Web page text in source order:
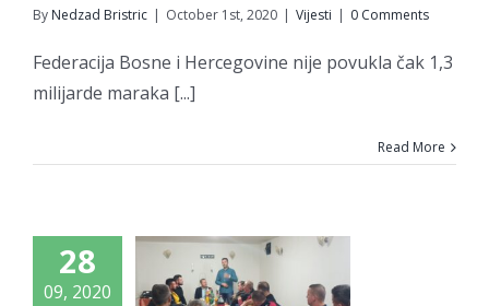
By Nedzad Bristric | October 1st, 2020 | Vijesti | 0 Comments
Federacija Bosne i Hercegovine nije povukla čak 1,3
milijarde maraka [...]
Read More
28
09, 2020
SDA
–